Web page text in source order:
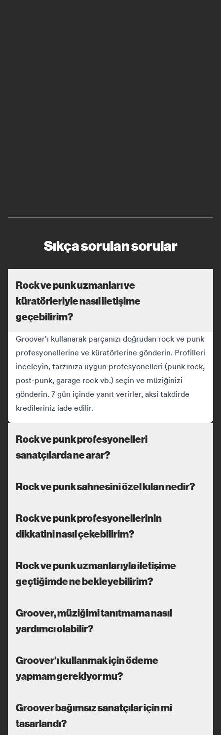
Sıkça sorulan sorular
Rock ve punk uzmanları ve
küratörleriyle nasıl iletişime
geçebilirim?
Groover'ı kullanarak parçanızı doğrudan rock ve punk
profesyonellerine ve küratörlerine gönderin. Profilleri
inceleyin, tarzınıza uygun profesyonelleri (punk rock,
post-punk, garage rock vb.) seçin ve müziğinizi
gönderin. 7 gün içinde yanıt verirler, aksi takdirde
kredileriniz iade edilir.
Rock ve punk profesyonelleri
sanatçılarda ne arar?
Rock ve punk sahnesini özel kılan nedir?
Rock ve punk profesyonellerinin
dikkatini nasıl çekebilirim?
Rock ve punk uzmanlarıyla iletişime
geçtiğimde ne bekleyebilirim?
Groover, müziğimi tanıtmama nasıl
yardımcı olabilir?
Groover'ı kullanmak için ödeme
yapmam gerekiyor mu?
Groover bağımsız sanatçılar için mi
tasarlandı?